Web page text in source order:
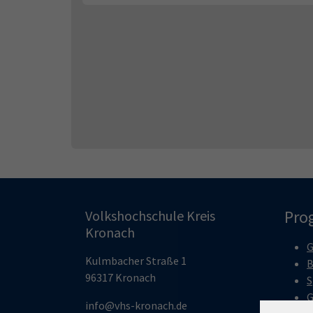
Volkshochschule Kreis
Kronach
Kulmbacher Straße 1
96317 Kronach
info@vhs-kronach.de